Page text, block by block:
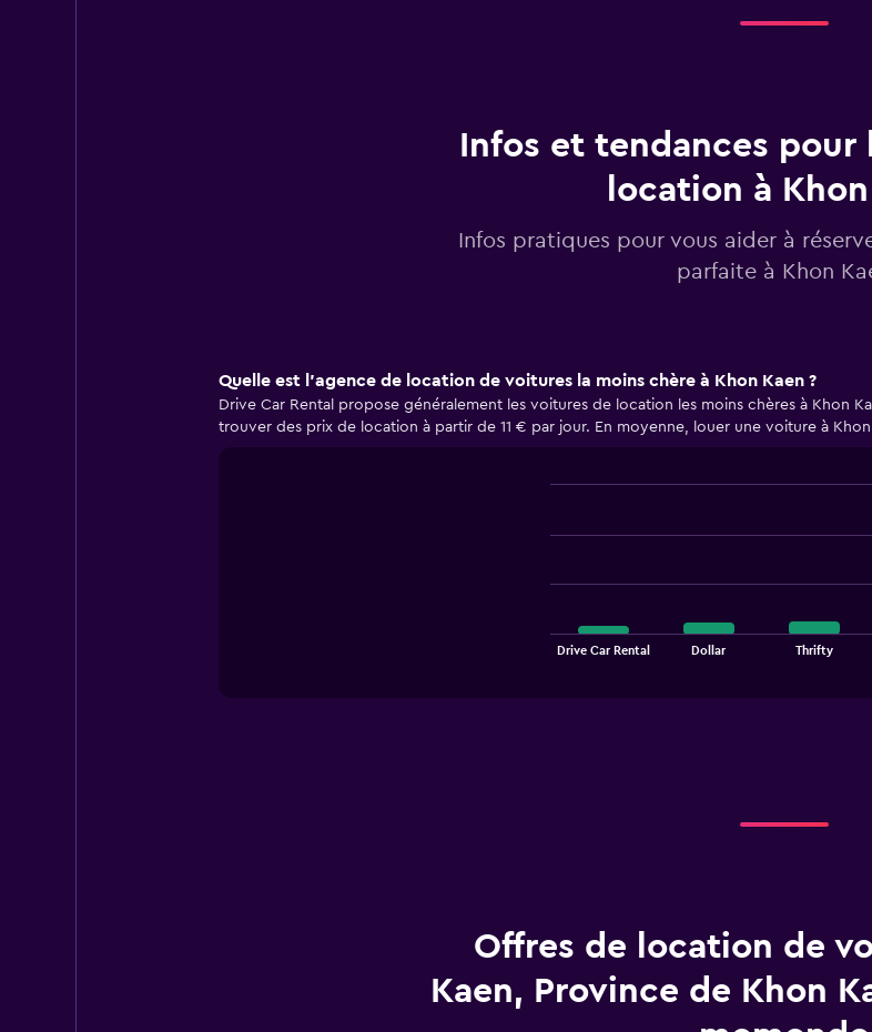
Infos et tendances pour
location à
Infos pratiques pour vous aider à
parfaite à Khon
Quelle est l’agence de location de voitures la moins chère à Khon Kaen ?
Drive Car Rental propose généralement les voitures de location les moins chères à Khon
trouver des prix de location à partir de 11 € par jour. En moyenne, louer une voiture à
chart
Y
axis
displaying
values.
Drive Car Rental Dollar Thrifty
End
Offres de location de
Kaen, Province de Khon